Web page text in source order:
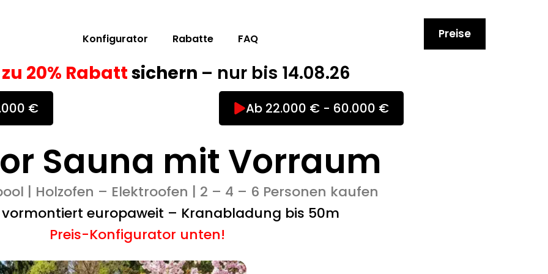
Konfigurator Rabatte FAQ Preise
20% Rabattsichern – nur bis 14.08.26
€ Ab 22.000 € - 60.000 €
Sauna mit Vorraum
| Holzofen – Elektroofen | 2 – 4 – 6 Personen kaufen
vormontiert europaweit – Kranabladung bis 50m
Preis-Konfigurator unten!